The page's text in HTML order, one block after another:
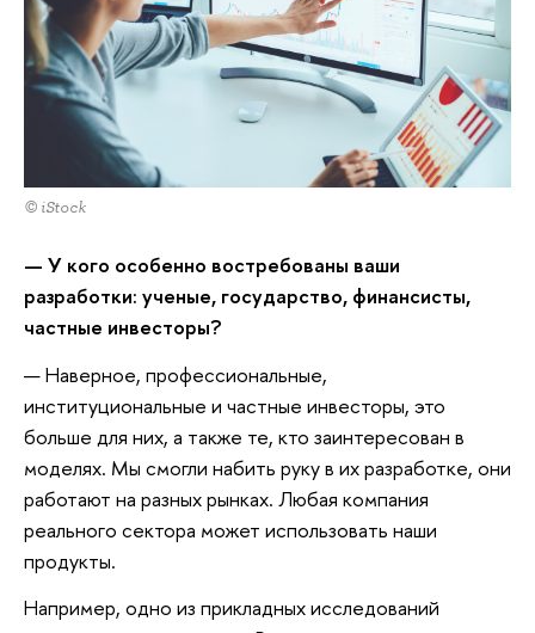
© iStock
— У кого особенно востребованы ваши
разработки: ученые, государство, финансисты,
частные инвесторы?
— Наверное, профессиональные,
институциональные и частные инвесторы, это
больше для них, а также те, кто заинтересован в
моделях. Мы смогли набить руку в их разработке, они
работают на разных рынках. Любая компания
реального сектора может использовать наши
продукты.
Например, одно из прикладных исследований